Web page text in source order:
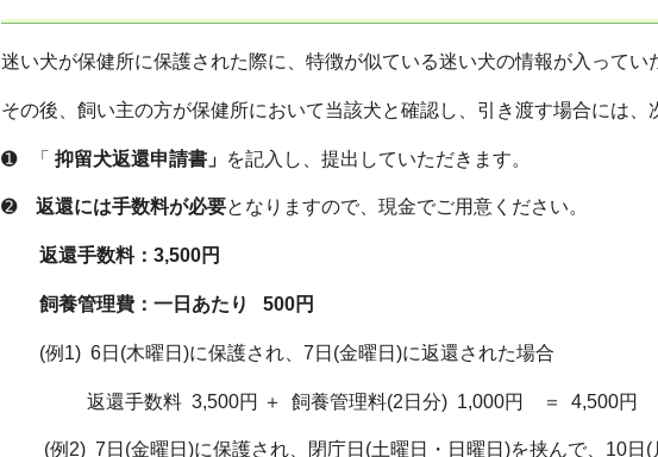
迷い犬が保健所に保護された際に、特徴が似ている迷い犬の情報が入ってい
その後、飼い主の方が保健所において当該犬と確認し、引き渡す場合には、
➊ 「 抑留犬返還申請書」 を記入し、提出していただきます。
➋ 返還には手数料が必要となりますので、現金でご用意ください。
返還手数料：3,500円
飼養管理費：一日あたり 500円
(例1) 6日(木曜日)に保護され、7日(金曜日)に返還された場合
返還手数料 3,500円 ＋ 飼養管理料(2日分) 1,000円 ＝ 4,500円
(例2) 7日(金曜日)に保護され、閉庁日(土曜日・日曜日)を挟んで、10日(